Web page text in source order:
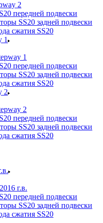
2
передней подвески
SS20 задней подвески
сжатия SS20
1
1
передней подвески
SS20 задней подвески
сжатия SS20
2
2
передней подвески
SS20 задней подвески
сжатия SS20
г.в.
передней подвески
SS20 задней подвески
сжатия SS20